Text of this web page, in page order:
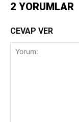
2 YORUMLAR
CEVAP VER